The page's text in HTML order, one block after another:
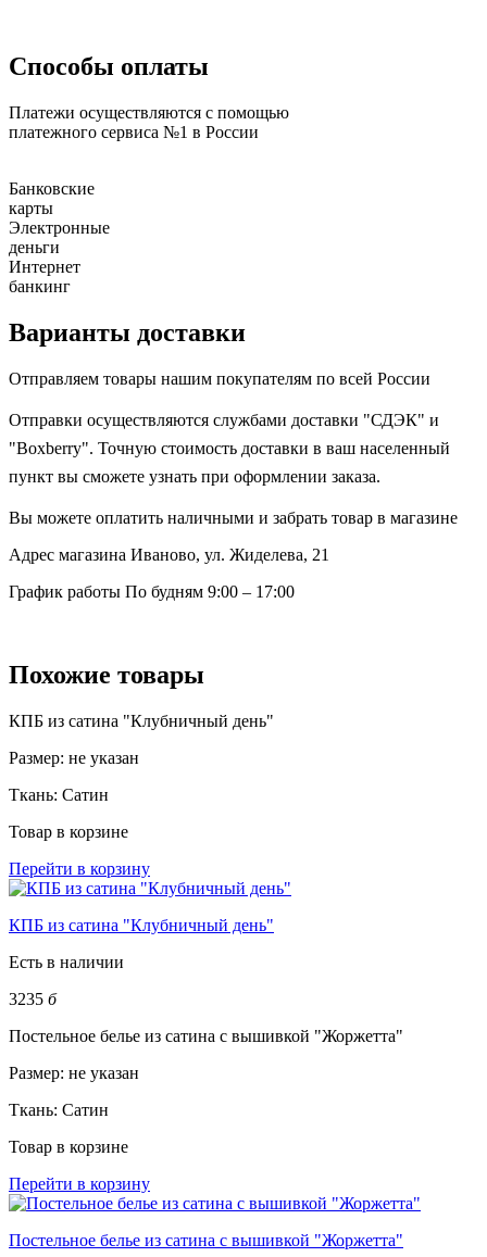
Способы оплаты
Платежи осуществляются с помощью
платежного сервиса №1 в России
Банковские
карты
Электронные
деньги
Интернет
банкинг
Варианты доставки
Отправляем товары нашим покупателям по всей России
Отправки осуществляются службами доставки "СДЭК" и
"Boxberry". Точную стоимость доставки в ваш населенный
пункт вы сможете узнать при оформлении заказа.
Вы можете оплатить наличными и забрать товар в магазине
Адрес магазина Иваново, ул. Жиделева, 21
График работы По будням 9:00 – 17:00
Похожие товары
КПБ из сатина "Клубничный день"
Размер: не указан
Ткань: Сатин
Товар в корзине
Перейти в корзину
КПБ из сатина "Клубничный день"
Есть в наличии
3235 б
Постельное белье из сатина с вышивкой "Жоржетта"
Размер: не указан
Ткань: Сатин
Товар в корзине
Перейти в корзину
Постельное белье из сатина с вышивкой "Жоржетта"